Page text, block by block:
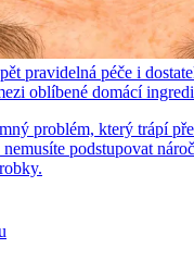
pravidelná péče i
oblíbené domácí
problém, který trápí
podstupovat